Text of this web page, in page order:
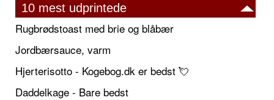
10 mest udprintede
Rugbrødstoast med brie og blåbær
Jordbærsauce, varm
Hjerterisotto - Kogebog.dk er bedst 💘
Daddelkage - Bare bedst